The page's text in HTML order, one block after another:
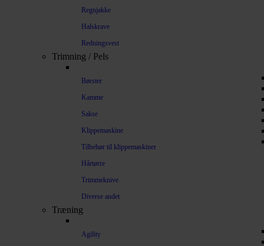
Regnjakke
Halskrave
Redningsvest
Trimning / Pels
Børster
Kamme
Sakse
Klippemaskine
Tilbehør til klippemaskiner
Hårtørre
Trimmeknive
Diverse andet
Træning
Agility